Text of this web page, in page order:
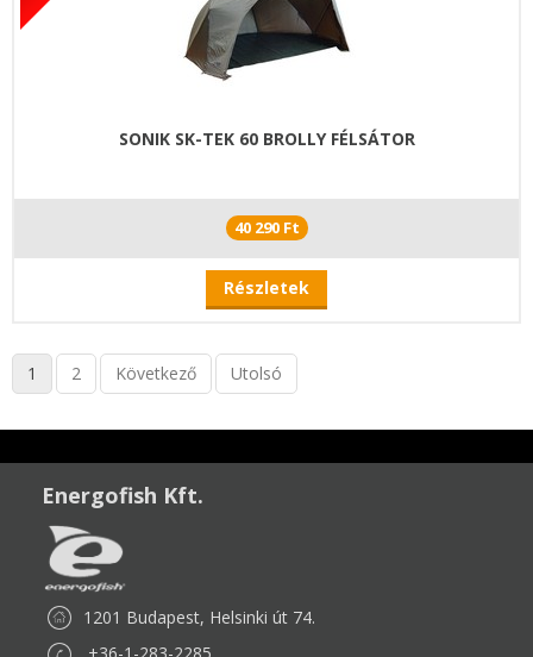
SONIK SK-TEK 60 BROLLY FÉLSÁTOR
40 290 Ft
Részletek
1 2 Következő Utolsó
Energofish Kft.
1201 Budapest, Helsinki út 74.
+36-1-283-2285